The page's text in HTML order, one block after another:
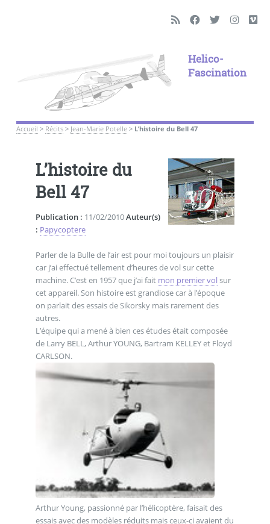
Helico-
Fascination
Accueil > Récits> Jean-Marie Potelle> L’histoire du Bell 47
L’histoire du
Bell 47
Publication : 11/02/2010Auteur(s)
: Papycoptere
Parler de la Bulle de l’air est pour moi toujours un plaisir
car j’ai effectué tellement d’heures de vol sur cette
machine. C’est en 1957 que j’ai fait mon premier vol sur
cet appareil. Son histoire est grandiose car à l’époque
on parlait des essais de Sikorsky mais rarement des
autres.
L’équipe qui a mené à bien ces études était composée
de Larry BELL, Arthur YOUNG, Bartram KELLEY et Floyd
CARLSON.
Arthur Young, passionné par l’hélicoptère, faisait des
essais avec des modèles réduits mais ceux-ci avaient du